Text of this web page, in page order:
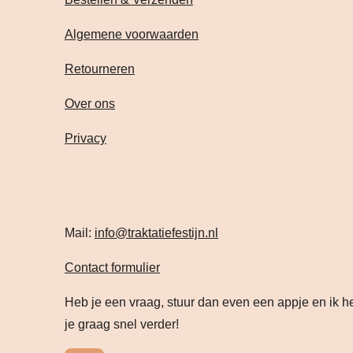
Algemene voorwaarden
Retourneren
Over ons
Privacy
Mail: info@traktatiefestijn.nl
Contact formulier
Heb je een vraag, stuur dan even een appje en ik
je graag snel verder!